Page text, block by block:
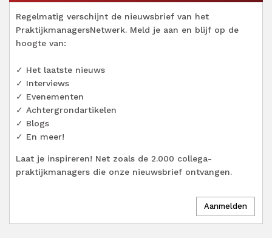
Regelmatig verschijnt de nieuwsbrief van het
PraktijkmanagersNetwerk. Meld je aan en blijf op de
hoogte van:
✓ Het laatste nieuws
✓ Interviews
✓ Evenementen
✓ Achtergrondartikelen
✓ Blogs
✓ En meer!
Laat je inspireren! Net zoals de 2.000 collega-
praktijkmanagers die onze nieuwsbrief ontvangen.